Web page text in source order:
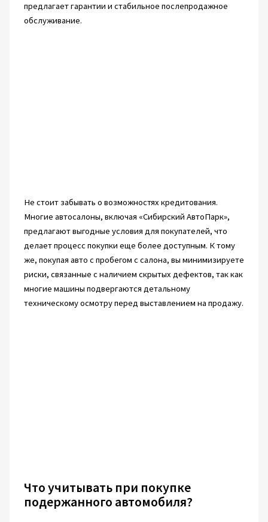
предлагает гарантии и стабильное послепродажное
обслуживание.
Не стоит забывать о возможностях кредитования.
Многие автосалоны, включая «Сибирский АвтоПарк»,
предлагают выгодные условия для покупателей, что
делает процесс покупки еще более доступным. К тому
же, покупая авто с пробегом с салона, вы минимизируете
риски, связанные с наличием скрытых дефектов, так как
многие машины подвергаются детальному
техническому осмотру перед выставлением на продажу.
Что учитывать при покупке
подержанного автомобиля?